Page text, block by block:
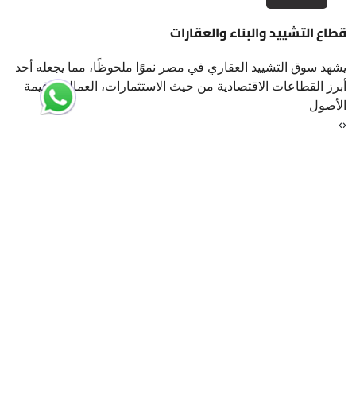
قطاع التشييد والبناء والعقارات
يشهد سوق التشييد العقاري في مصر نموًا ملحوظًا، مما يجعله أحد
أبرز القطاعات الاقتصادية من حيث الاستثمارات، العمالة، وقيمة
الأصول
‹
›